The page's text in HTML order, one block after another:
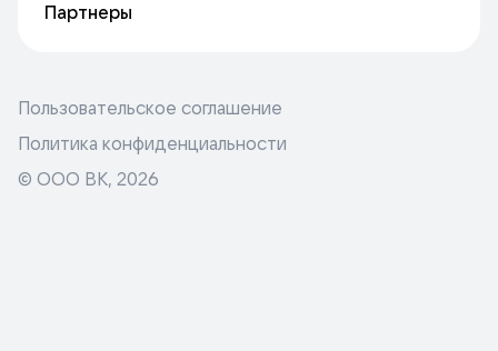
Партнеры
Пользовательское соглашение
Политика конфиденциальности
© ООО ВК, 2026